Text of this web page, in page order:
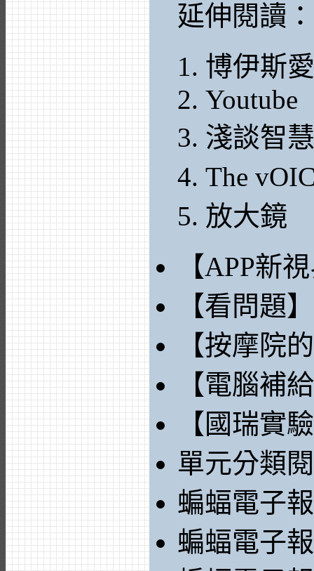
延伸閱讀：
博伊斯
Youtube
淺談智
The
放大鏡
【APP新
【看問題】
【按摩院
【電腦補
【國瑞實
單元分類
蝙蝠電子
蝙蝠電子